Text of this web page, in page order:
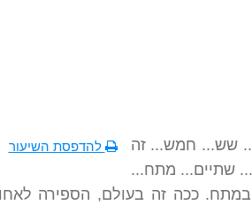
להדפסת השיעור
שש... חמש... זה
שתיים... מתח...
ככה זה בעולם, הספירה